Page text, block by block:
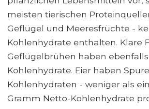
meisten tierischen
Geflügel und Meeresfrüchte -
Kohlenhydrate enthalten. Klare
Geflügelbrühen haben
Kohlenhydrate. Eier haben
Kohlenhydraten - weniger als
Gramm Netto-Kohlenhydrate